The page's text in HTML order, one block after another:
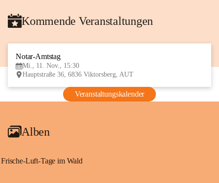
Kommende Veranstaltungen
Notar-Amtstag
Mi., 11. Nov., 15:30
Hauptstraße 36, 6836 Viktorsberg, AUT
Veranstaltungskalender
Alben
Frische-Luft-Tage im Wald